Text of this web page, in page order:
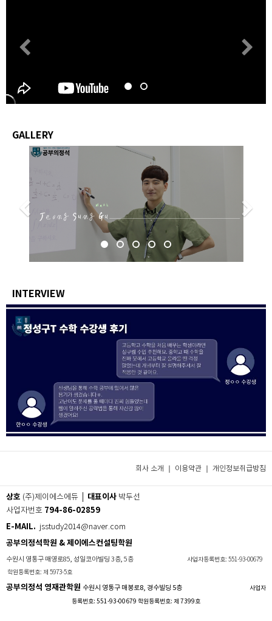
GALLERY
Previous
INTERVIEW
회사 소개 ｜ 이용약관 개인정보취급방침
상호 (주)제이에스에듀 │ 대표이사 박두선
사업자번호 794-86-02859
E-MAIL. jsstudy2014@naver.com
공부의정석학원 & 제이에스컨설팅학원
수원시 영통구 매영로85, 성일코아빌딩 3층, 5층 사업자등록번호: 551-93-00679
학원등록번호: 제 5973-5호
공부의정석 영재관학원 수원시 영통구 매봉로8, 경수빌딩 5층
사업자
등록번호: 551-93-00679 학원등록번호: 제 7399호